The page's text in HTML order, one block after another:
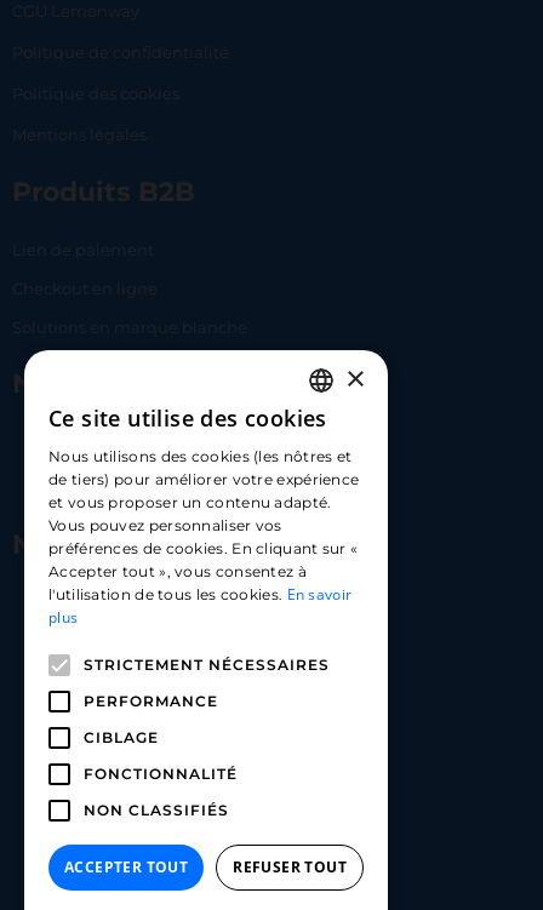
CGU Lemonway
Politique de confidentialité
Politique des cookies
Mentions légales
Produits B2B
Lien de paiement
Checkout en ligne
Solutions en marque blanche
Nous contacter
hello@carloapp.com
Nous suivre
Carlo App | Instagram
Carlo App | Linkedin
FRENCH
ENGLISH
SPANISH
×
Ce site utilise des cookies
Nous utilisons des cookies (les nôtres et
de tiers) pour améliorer votre expérience
et vous proposer un contenu adapté.
Vous pouvez personnaliser vos
préférences de cookies. En cliquant sur «
Accepter tout », vous consentez à
l'utilisation de tous les cookies. En savoir
plus
STRICTEMENT NÉCESSAIRES
PERFORMANCE
CIBLAGE
FONCTIONNALITÉ
NON CLASSIFIÉS
ACCEPTER TOUT REFUSER TOUT